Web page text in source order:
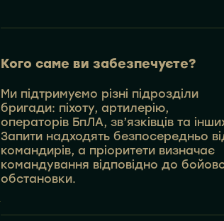
Кого саме ви забезпечуєте?
Ми підтримуємо різні підрозділи
бригади: піхоту, артилерію,
операторів БпЛА, зв’язківців та
Запити надходять безпосередньо
командирів, а пріоритети визначає
командування відповідно до
обстановки.